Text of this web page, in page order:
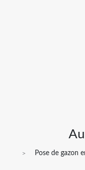
Pose de gazon